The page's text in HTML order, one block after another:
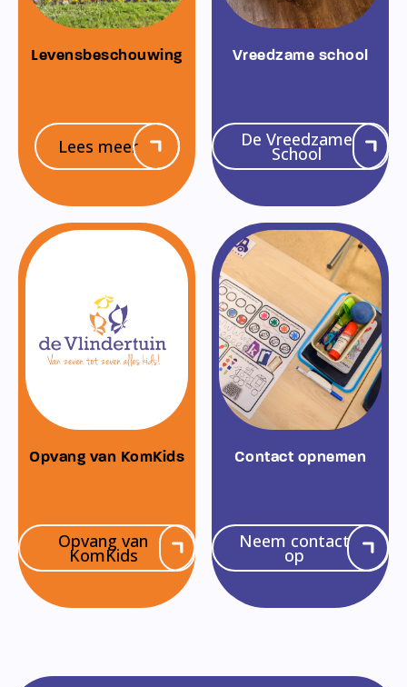
Levensbeschouwing
Lees meer
Vreedzame school
De Vreedzame
School
Opvang van KomKids
Opvang van
KomKids
Contact opnemen
Neem contact
op